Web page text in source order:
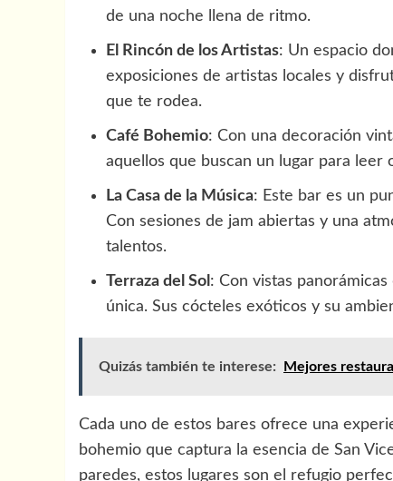
de una noche llena de ritmo.
El Rincón de los Artistas: Un espacio
exposiciones de artistas locales y
que te rodea.
Café Bohemio: Con una decoración
aquellos que buscan un lugar para leer
La Casa de la Música: Este bar es un
Con sesiones de jam abiertas y una
talentos.
Terraza del Sol : Con vistas
única. Sus cócteles exóticos y su
Quizás también te interese: Mejores
Cada uno de estos bares ofrece una
bohemio que captura la esencia de San
paredes, estos lugares son el refugio